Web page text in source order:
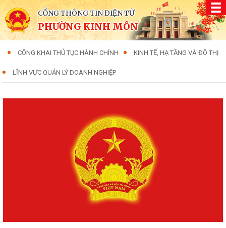
CỔNG THÔNG TIN ĐIỆN TỬ
PHƯỜNG KINH MÔN
CÔNG KHAI THỦ TỤC HÀNH CHÍNH KINH TẾ, HẠ TẦNG VÀ ĐÔ THỊ
LĨNH VỰC QUẢN LÝ DOANH NGHIỆP